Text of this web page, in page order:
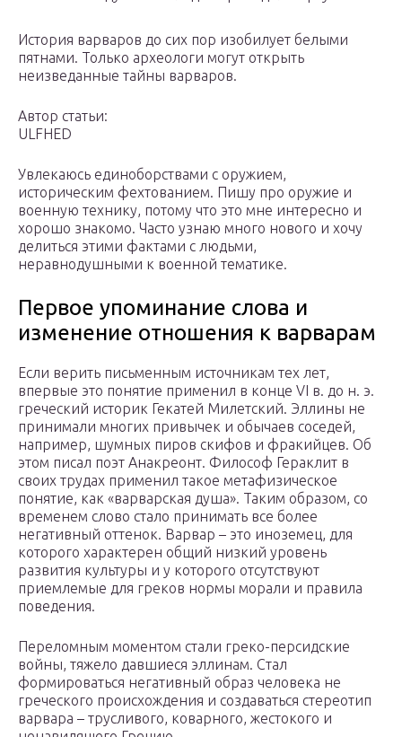
История варваров до сих пор изобилует белыми
пятнами. Только археологи могут открыть
неизведанные тайны варваров.
Автор статьи:
ULFHED
Увлекаюсь единоборствами с оружием,
историческим фехтованием. Пишу про оружие и
военную технику, потому что это мне интересно и
хорошо знакомо. Часто узнаю много нового и хочу
делиться этими фактами с людьми,
неравнодушными к военной тематике.
Первое упоминание слова и
изменение отношения к варварам
Если верить письменным источникам тех лет,
впервые это понятие применил в конце VI в. до н. э.
греческий историк Гекатей Милетский. Эллины не
принимали многих привычек и обычаев соседей,
например, шумных пиров скифов и фракийцев. Об
этом писал поэт Анакреонт. Философ Гераклит в
своих трудах применил такое метафизическое
понятие, как «варварская душа». Таким образом, со
временем слово стало принимать все более
негативный оттенок. Варвар – это иноземец, для
которого характерен общий низкий уровень
развития культуры и у которого отсутствуют
приемлемые для греков нормы морали и правила
поведения.
Переломным моментом стали греко-персидские
войны, тяжело давшиеся эллинам. Стал
формироваться негативный образ человека не
греческого происхождения и создаваться стереотип
варвара – трусливого, коварного, жестокого и